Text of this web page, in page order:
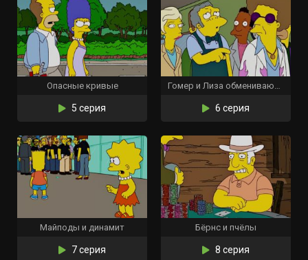
Опасные кривые
5 серия
Гомер и Лиза обмениваются кроссвордами
6 серия
Майподы и динамит
7 серия
Бёрнс и пчёлы
8 серия